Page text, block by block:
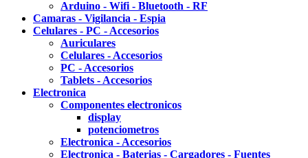
Arduino - Wifi - Bluetooth - RF
Camaras - Vigilancia - Espia
Celulares - PC - Accesorios
Auriculares
Celulares - Accesorios
PC - Accesorios
Tablets - Accesorios
Electronica
Componentes electronicos
display
potenciometros
Electronica - Accesorios
Electronica - Baterias - Cargadores - Fuentes